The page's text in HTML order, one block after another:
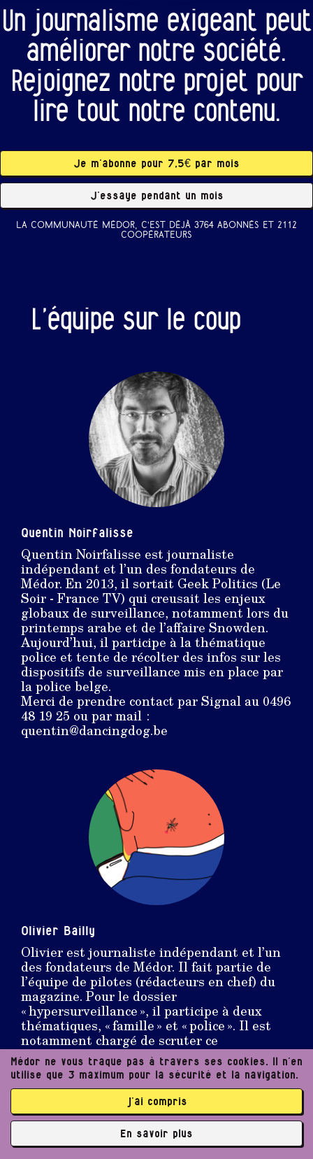
Un journalisme exigeant peut
améliorer notre société.
Rejoignez notre projet pour
lire tout notre contenu.
Je m’abonne pour 7,5€ par mois
J’essaye pendant un mois
La communauté Médor, c’est déjà 3764 abonnés et 2112
coopérateurs
L’équipe sur le coup
Quentin Noirfalisse
Quentin Noirfalisse est journaliste
indépendant et l’un des fondateurs de
Médor. En 2013, il sortait Geek Politics (Le
Soir - France TV) qui creusait les enjeux
globaux de surveillance, notamment lors du
printemps arabe et de l’affaire Snowden.
Aujourd’hui, il participe à la thématique
police et tente de récolter des infos sur les
dispositifs de surveillance mis en place par
la police belge.
Merci de prendre contact par Signal au 0496
48 19 25 ou par mail :
quentin@dancingdog.be
Olivier Bailly
Olivier est journaliste indépendant et l’un
des fondateurs de Médor. Il fait partie de
l’équipe de pilotes (rédacteurs en chef) du
magazine. Pour le dossier
« hypersurveillance », il participe à deux
thématiques, « famille » et « police ». Il est
notamment chargé de scruter ce
mastodonte qu’est la BNG. Et plus si
affinités.
Des infos à raconter -> Signal/Telegram :
+32 472 49 96 49 ou olivier@medor.coop
Médor ne vous traque pas à travers ses cookies. Il n’en
utilise que 3 maximum pour la sécurité et la navigation.
j’ai compris
En savoir plus